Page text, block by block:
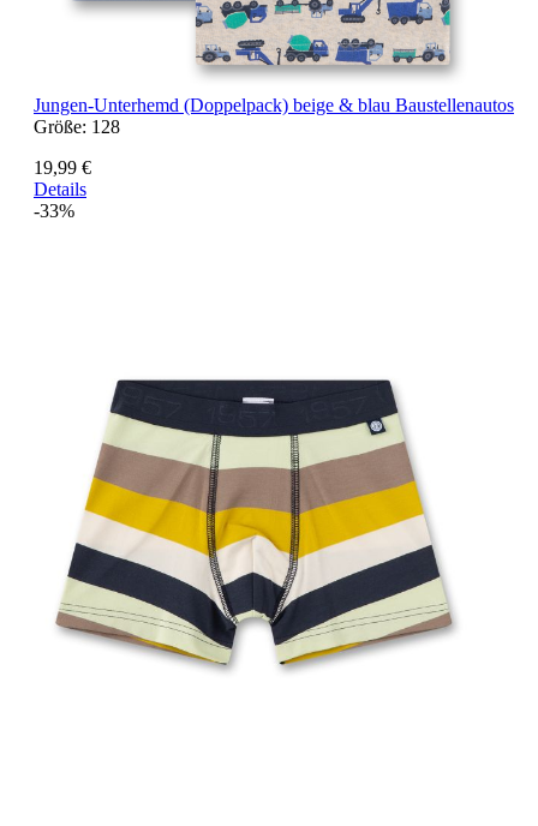
Jungen-Unterhemd (Doppelpack) beige & blau Baustellenautos
Größe: 128
19,99 €
Details
-33%